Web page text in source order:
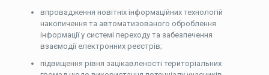
впровадження новітніх інформаційних технологій
накопичення та автоматизованого оброблення
інформації у системі переходу та забезпечення
взаємодії електронних реєстрів;
підвищення рівня зацікавленості територіальних